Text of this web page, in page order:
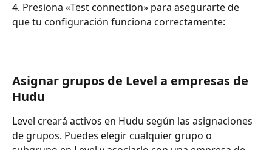
4. Presiona «Test connection» para asegurarte de
que tu configuración funciona correctamente:
Asignar grupos de Level a empresas de
Hudu
Level creará activos en Hudu según las asignaciones
de grupos. Puedes elegir cualquier grupo o